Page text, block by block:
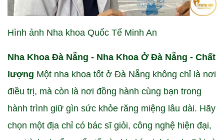
Hình ảnh Nha khoa Quốc Tế Minh An
Nha Khoa Đà Nẵng - Nha Khoa Ở Đà Nẵng - Chất
lượng Một nha khoa tốt ở Đà Nẵng không chỉ là nơi
điều trị, mà còn là nơi đồng hành cùng bạn trong
hành trình giữ gìn sức khỏe răng miệng lâu dài. Hãy
chọn một địa chỉ có bác sĩ giỏi, công nghệ hiện đại,